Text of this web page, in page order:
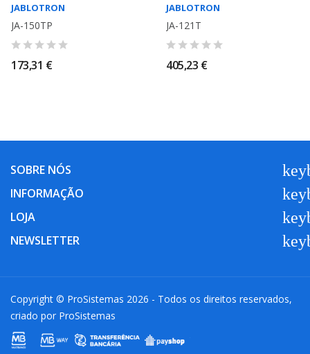
JABLOTRON
JA-150TP
173,31 €
JABLOTRON
JA-121T
405,23 €
SOBRE NÓS
INFORMAÇÃO
LOJA
NEWSLETTER
Copyright © ProSistemas 2026 - Todos os direitos reservados,
criado por ProSistemas